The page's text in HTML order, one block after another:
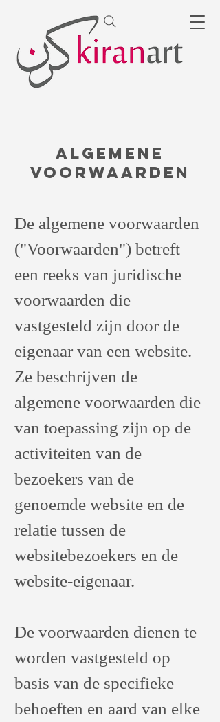
Algemene
Voorwaarden
De algemene voorwaarden
("Voorwaarden") betreft
een reeks van juridische
voorwaarden die
vastgesteld zijn door de
eigenaar van een website.
Ze beschrijven de
algemene voorwaarden die
van toepassing zijn op de
activiteiten van de
bezoekers van de
genoemde website en de
relatie tussen de
websitebezoekers en de
website-eigenaar.
De voorwaarden dienen te
worden vastgesteld op
basis van de specifieke
behoeften en aard van elke